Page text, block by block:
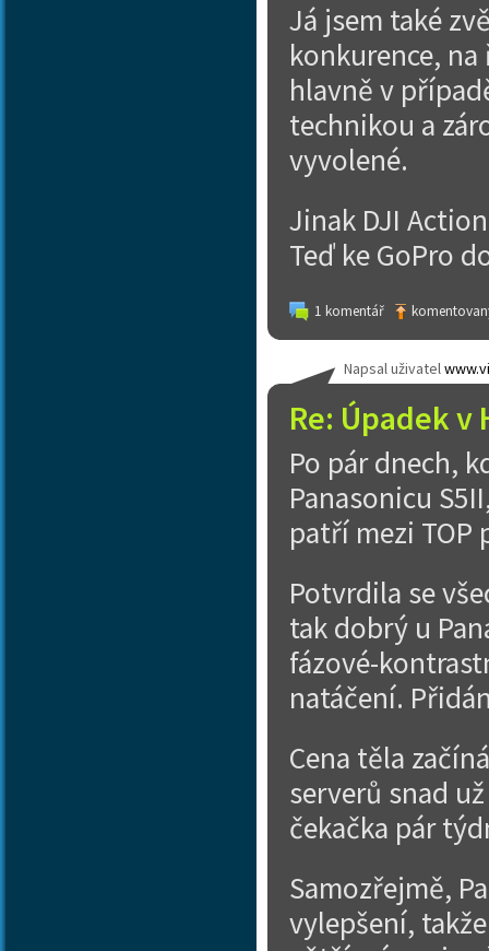
Já jsem také
konkurence,
hlavně v
technikou a
vyvolené.
Jinak DJI
Teď ke GoPro
1 komentář
Re: Úpadek
Napsal uživatel
Po pár dnech,
Panasonicu
patří mezi TOP
Potvrdila se
tak dobrý u
fázové-
natáčení.
Cena těla
serverů snad
čekačka pár
Samozřejmě,
vylepšení,